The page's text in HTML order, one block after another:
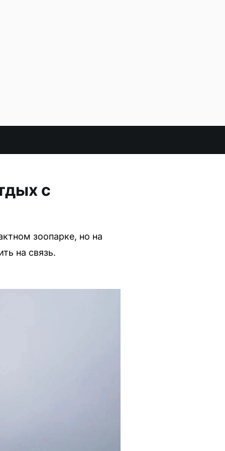
с
зоопарке, но на
на связь.